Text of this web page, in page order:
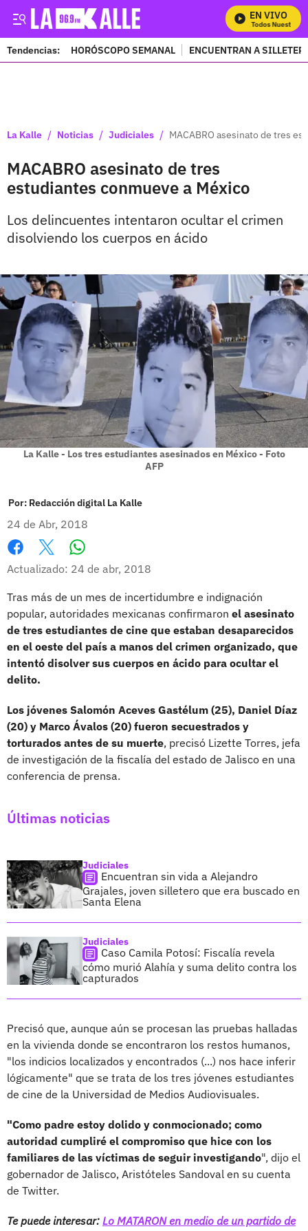
EN VIVO
Mira Todos Nuestros
Tendencias: HORÓSCOPO SEMANAL ENCUENTRAN A
La Kalle / Noticias / Judiciales / MACABRO asesinato de tres
MACABRO asesinato de tres
estudiantes conmueve a México
Los delincuentes intentaron ocultar el crimen
disolviendo los cuerpos en ácido
La Kalle - Los tres estudiantes asesinados en México - Foto
AFP
Por: Redacción digital La Kalle
24 de Abr, 2018
Facebook
X
Actualizado: 24 de abr, 2018
Tras más de un mes de incertidumbre e indignación
popular, autoridades mexicanas confirmaron el asesinato
de tres estudiantes de cine que estaban desaparecidos
en el oeste del país a manos del crimen organizado, que
intentó disolver sus cuerpos en ácido para ocultar el
delito.
Los jóvenes Salomón Aceves Gastélum (25), Daniel Díaz
(20) y Marco Ávalos (20) fueron secuestrados y
torturados antes de su muerte, precisó Lizette Torres, jefa
de investigación de la fiscalía del estado de Jalisco en una
conferencia de prensa.
Últimas noticias
Judiciales
Encuentran sin vida a Alejandro
Grajales, joven silletero que era buscado en
Santa Elena
Judiciales
Caso Camila Potosí: Fiscalía revela
cómo murió Alahía y suma delito contra los
capturados
Precisó que, aunque aún se procesan las pruebas halladas
en la vivienda donde se encontraron los restos humanos,
"los indicios localizados y encontrados (...) nos hace inferir
lógicamente" que se trata de los tres jóvenes estudiantes
de cine de la Universidad de Medios Audiovisuales.
"Como padre estoy dolido y conmocionado; como
autoridad cumpliré el compromiso que hice con los
familiares de las víctimas de seguir investigando", dijo el
gobernador de Jalisco, Aristóteles Sandoval en su cuenta
de Twitter.
Te puede interesar: Lo MATARON en medio de un partido de